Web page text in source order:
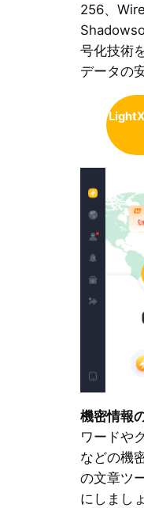
256、
号化技術
データの
機密情報
ワードや
などの機
の文章ツ
にしまし